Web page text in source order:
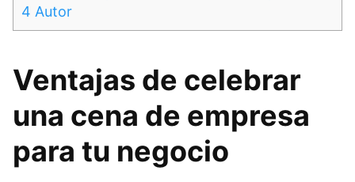
4 Autor
Ventajas de celebrar
una cena de empresa
para tu negocio